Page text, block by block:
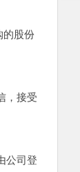
股份
，接受
公司登